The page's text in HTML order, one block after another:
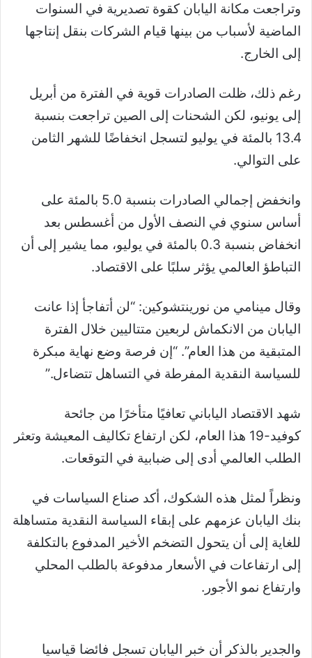
وتراجعت مكانة اليابان كقوة تصديرية في السنوات
الماضية لأسباب من بينها قيام الشركات بنقل إنتاجها
إلى الخارج.
رغم ذلك، ظلت الصادرات قوية في الفترة من أبريل
إلى يونيو، لكن الشحنات إلى الصين تراجعت بنسبة
13.4 بالمئة في يوليو لتسجل انخفاضًا للشهر الثامن
على التوالي.
وانخفض إجمالي الصادرات بنسبة 5.0 بالمئة على
أساس سنوي في النصف الأول من أغسطس بعد
انخفاض بنسبة 0.3 بالمئة في يوليو، مما يشير إلى أن
التباطؤ العالمي يؤثر سلبًا على الاقتصاد.
وقال مينامي من نورينتشوكين: “لن أتفاجأ إذا عانت
اليابان من الانكماش لربعين متتاليين خلال الفترة
المتبقية من هذا العام”. “إن فرصة وضع نهاية مبكرة
للسياسة النقدية المفرطة في التساهل تتضاءل.”
شهد الاقتصاد الياباني تعافيًا متأخرًا من جائحة
كوفيد-19 هذا العام، لكن ارتفاع تكاليف المعيشة وتعثر
الطلب العالمي أدى إلى ضبابية في التوقعات.
ونظراً لمثل هذه الشكوك، أكد صناع السياسات في
بنك اليابان عزمهم على إبقاء السياسة النقدية متساهلة
للغاية إلى أن يتحول التضخم الأخير المدفوع بالتكلفة
إلى ارتفاعات في الأسعار مدفوعة بالطلب المحلي
وارتفاع نمو الأجور.
والجدير بالذكر أن خبر اليابان تسجل فائضا قياسيا